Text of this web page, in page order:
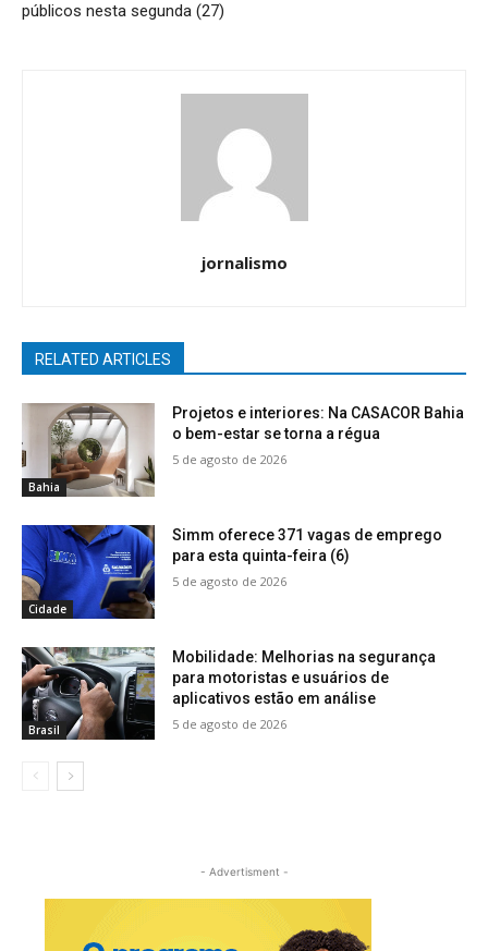
públicos nesta segunda (27)
jornalismo
RELATED ARTICLES
Bahia
Projetos e interiores: Na CASACOR Bahia
o bem-estar se torna a régua
5 de agosto de 2026
Cidade
Simm oferece 371 vagas de emprego
para esta quinta-feira (6)
5 de agosto de 2026
Brasil
Mobilidade: Melhorias na segurança
para motoristas e usuários de
aplicativos estão em análise
5 de agosto de 2026
- Advertisment -